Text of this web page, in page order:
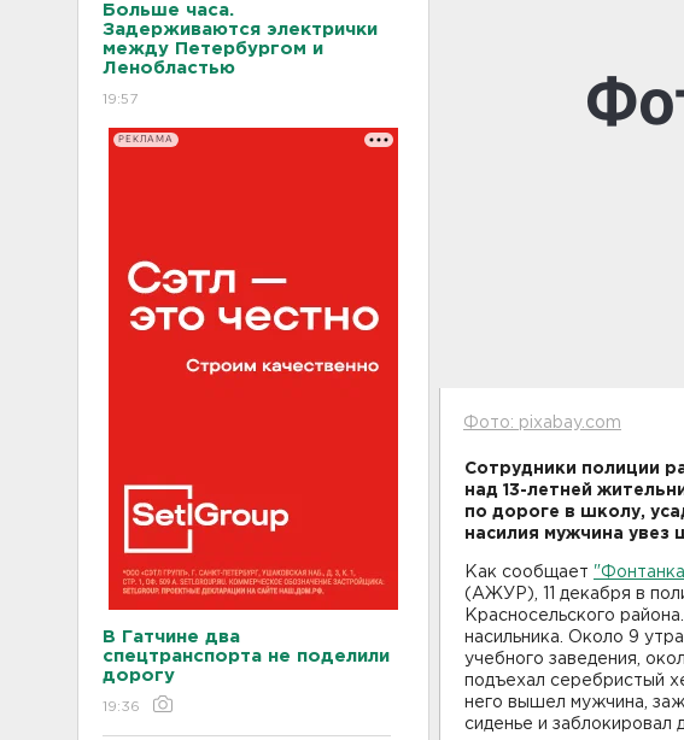
Больше часа.
Задерживаются электрички
между Петербургом и
Ленобластью
19:57
РЕКЛАМА
В Гатчине два
спецтранспорта не поделили
дорогу
19:36
Фото: pixabay.com
Сотрудники полиции
над 13-летней
по дороге в школу,
насилия мужчина увез
Как сообщает
(АЖУР), 11 декабря в
Красносельского
насильника. Около 9
учебного заведения,
подъехал серебристый
него вышел мужчина,
сиденье и заблокировал